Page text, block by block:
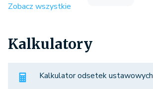
Zobacz wszystkie
Kalkulatory
Kalkulator odsetek ustawowych